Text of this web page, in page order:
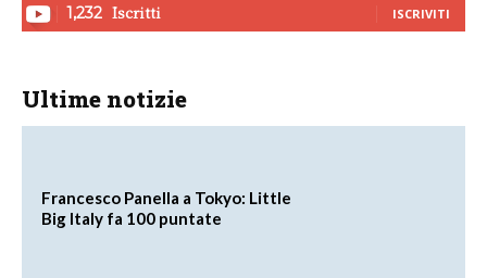
1,232 Iscritti ISCRIVITI
Ultime notizie
Francesco Panella a Tokyo: Little
Big Italy fa 100 puntate